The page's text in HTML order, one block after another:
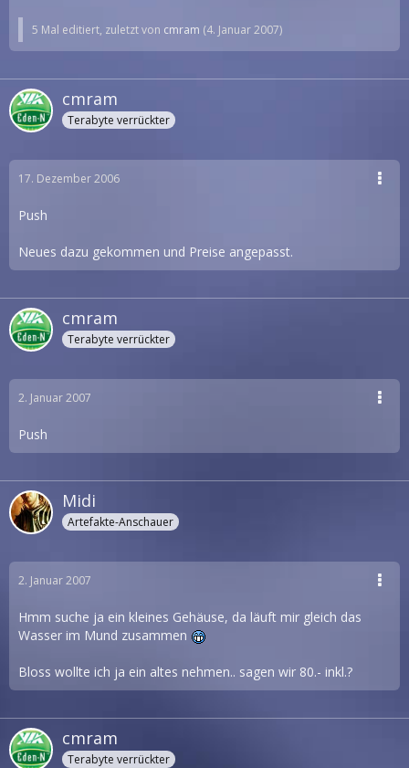
5 Mal editiert, zuletzt von cmram (4. Januar 2007)
cmram
Terabyte verrückter
17. Dezember 2006
Push
Neues dazu gekommen und Preise angepasst.
cmram
Terabyte verrückter
2. Januar 2007
Push
Midi
Artefakte-Anschauer
2. Januar 2007
Hmm suche ja ein kleines Gehäuse, da läuft mir gleich das
Wasser im Mund zusammen
Bloss wollte ich ja ein altes nehmen.. sagen wir 80.- inkl.?
cmram
Terabyte verrückter